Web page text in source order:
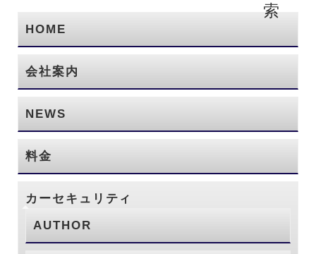
HOME
会社案内
NEWS
料金
カーセキュリティ
AUTHOR